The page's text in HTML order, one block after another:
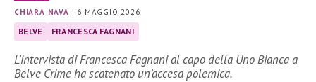
CHIARA NAVA | 6 MAGGIO 2026
BELVE FRANCESCA FAGNANI
L’intervista di Francesca Fagnani al capo della Uno Bianca a
Belve Crime ha scatenato un’accesa polemica.